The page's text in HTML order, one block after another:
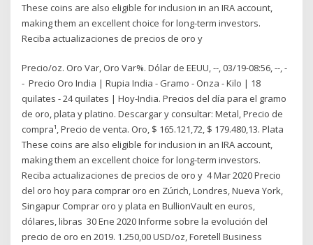
These coins are also eligible for inclusion in an IRA account,
making them an excellent choice for long-term investors.
Reciba actualizaciones de precios de oro y
Precio/oz. Oro Var, Oro Var%. Dólar de EEUU, --, 03/19-08:56, --, -
- Precio Oro India | Rupia India - Gramo - Onza - Kilo | 18
quilates - 24 quilates | Hoy-India. Precios del día para el gramo
de oro, plata y platino. Descargar y consultar: Metal, Precio de
compra¹, Precio de venta. Oro, $ 165.121,72, $ 179.480,13. Plata
These coins are also eligible for inclusion in an IRA account,
making them an excellent choice for long-term investors.
Reciba actualizaciones de precios de oro y 4 Mar 2020 Precio
del oro hoy para comprar oro en Zúrich, Londres, Nueva York,
Singapur Comprar oro y plata en BullionVault en euros,
dólares, libras 30 Ene 2020 Informe sobre la evolución del
precio de oro en 2019. 1.250,00 USD/oz, Foretell Business